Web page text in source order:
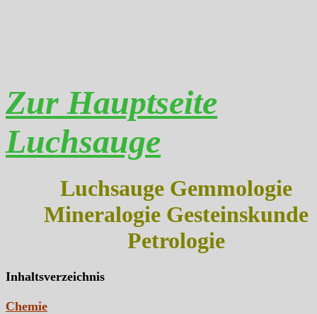
Zur Hauptseite
Luchsauge
Luchsauge Gemmologie
Mineralogie Gesteinskunde
Petrologie
Inhaltsverzeichnis
Chemie